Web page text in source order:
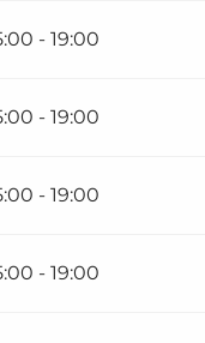
- 19:00
- 19:00
- 19:00
- 19:00